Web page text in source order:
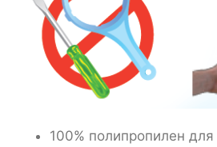
100% полипропилен